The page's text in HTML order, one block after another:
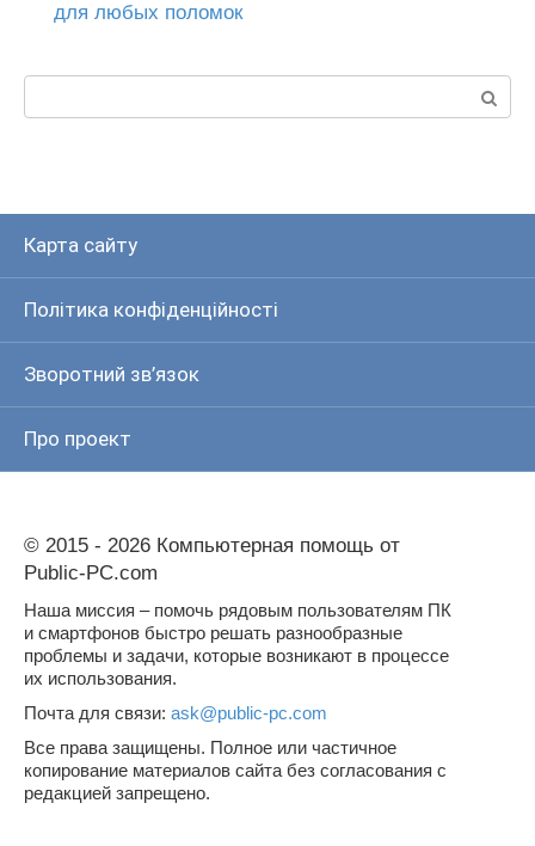
для любых поломок
Карта сайту
Політика конфіденційності
Зворотний зв’язок
Про проект
© 2015 - 2026 Компьютерная помощь от
Public-PC.com
Наша миссия – помочь рядовым пользователям ПК
и смартфонов быстро решать разнообразные
проблемы и задачи, которые возникают в процессе
их использования.
Почта для связи: ask@public-pc.com
Все права защищены. Полное или частичное
копирование материалов сайта без согласования с
редакцией запрещено.